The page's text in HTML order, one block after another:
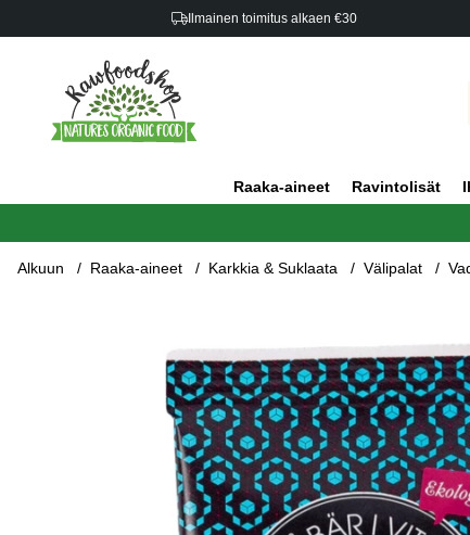
Ilmainen toimitus alkaen €30
Raaka-aineet Ravintolisät
Alkuun Raaka-aineet Karkkia & Suklaata Välipalat